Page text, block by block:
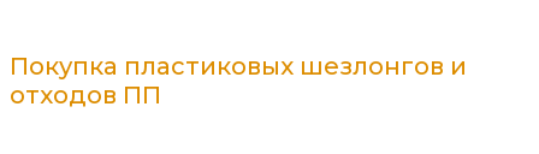
Покупка пластиковых шезлонгов и
отходов ПП